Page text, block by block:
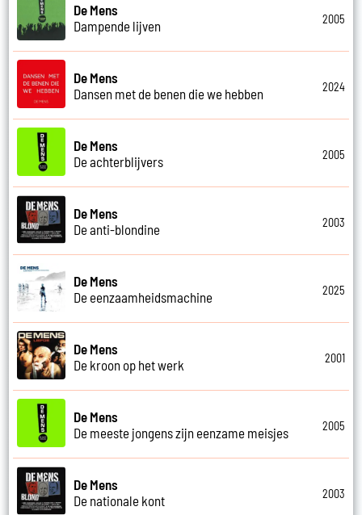
De Mens
Dampende lijven
2005
De Mens
Dansen met de benen die we hebben
2024
De Mens
De achterblijvers
2005
De Mens
De anti-blondine
2003
De Mens
De eenzaamheidsmachine
2025
De Mens
De kroon op het werk
2001
De Mens
De meeste jongens zijn eenzame meisjes
2005
De Mens
De nationale kont
2003